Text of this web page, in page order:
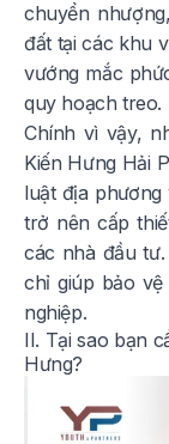
chuyển
đất tại các khu
vướng mắc
quy hoạch treo.
Chính vì vậy,
Kiến Hưng Hải
luật địa
trở nên cấp
các nhà đầu
chỉ giúp bảo
nghiệp.
II. Tại sao bạn
Hưng?